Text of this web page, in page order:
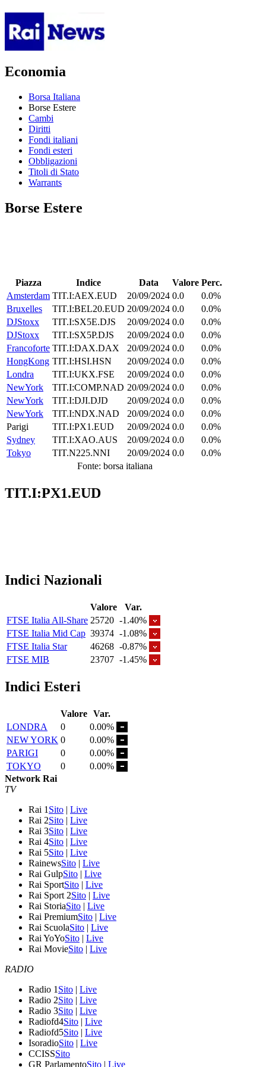
Economia
Borsa Italiana
Borse Estere
Cambi
Diritti
Fondi italiani
Fondi esteri
Obbligazioni
Titoli di Stato
Warrants
Borse Estere
Piazza Indice Data Valore Perc.
Amsterdam TIT.I:AEX.EUD 20/09/2024 0.0
0.0%
Bruxelles
TIT.I:BEL20.EUD 20/09/2024 0.0
0.0%
DJStoxx
TIT.I:SX5E.DJS 20/09/2024 0.0
0.0%
DJStoxx
TIT.I:SX5P.DJS 20/09/2024 0.0
0.0%
Francoforte TIT.I:DAX.DAX 20/09/2024 0.0
0.0%
HongKong TIT.I:HSI.HSN 20/09/2024 0.0
0.0%
Londra
TIT.I:UKX.FSE 20/09/2024 0.0
0.0%
NewYork
TIT.I:COMP.NAD 20/09/2024 0.0
0.0%
NewYork
TIT.I:DJI.DJD 20/09/2024 0.0
0.0%
NewYork
TIT.I:NDX.NAD 20/09/2024 0.0
0.0%
Parigi
TIT.I:PX1.EUD 20/09/2024 0.0
0.0%
Sydney
TIT.I:XAO.AUS 20/09/2024 0.0
0.0%
Tokyo
TIT.N225.NNI 20/09/2024 0.0
0.0%
Fonte: borsa italiana
TIT.I:PX1.EUD
Indici Nazionali
Valore
Var.
FTSE Italia All-Share 25720 -1.40%
FTSE Italia Mid Cap 39374 -1.08%
FTSE Italia Star
46268 -0.87%
FTSE MIB
23707 -1.45%
Indici Esteri
Valore Var.
LONDRA
0
0.00%
NEW YORK 0
0.00%
PARIGI
0
0.00%
TOKYO
0
0.00%
Network Rai
TV
Rai 1 Sito | Live
Rai 2Sito | Live
Rai 3Sito | Live
Rai 4Sito | Live
Rai 5Sito | Live
RainewsSito | Live
Rai GulpSito | Live
Rai SportSito | Live
Rai Sport 2Sito | Live
Rai StoriaSito | Live
Rai PremiumSito | Live
Rai ScuolaSito | Live
Rai YoYoSito | Live
Rai MovieSito | Live
RADIO
Radio 1 Sito | Live
Radio 2Sito | Live
Radio 3Sito | Live
Radiofd4Sito | Live
Radiofd5Sito | Live
IsoradioSito | Live
CCISSSito
GR ParlamentoSito | Live